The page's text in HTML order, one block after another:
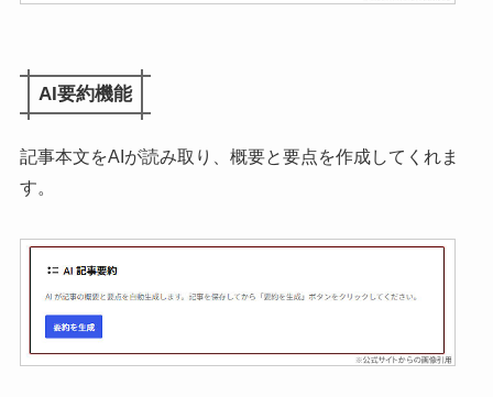
AI要約機能
記事本文をAIが読み取り、概要と要点を作成してくれま
す。